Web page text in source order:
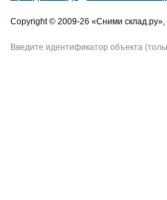
Copyright © 2009-26 «Сними склад.ру»,
Введите идентификатор объекта